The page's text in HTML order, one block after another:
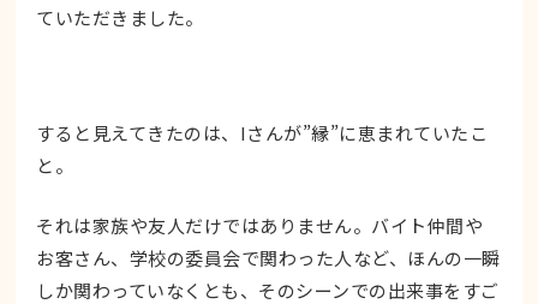
ていただきました。
すると見えてきたのは、Iさんが”縁”に恵まれていたこ
と。
それは家族や友人だけではありません。バイト仲間や
お客さん、学校の委員会で関わった人など、ほんの一瞬
しか関わっていなくとも、そのシーンでの出来事をすご